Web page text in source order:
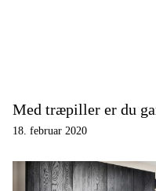
Med træpiller er du
18. februar 2020